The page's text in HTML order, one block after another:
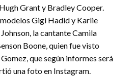
Grant y Bradley Cooper.
Gigi Hadid y Karlie
la cantante Camila
Boone, quien fue visto
que según informes será
una foto en Instagram.